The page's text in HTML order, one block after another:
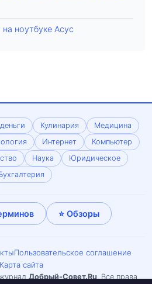
ноутбуке Асус
Кулинария
Медицина
Интернет
Компьютер
Наука
Юридическое
⭐ Обзоры
Пользовательское соглашение
Карта сайта
Добрый-Совет.Ru. Все права